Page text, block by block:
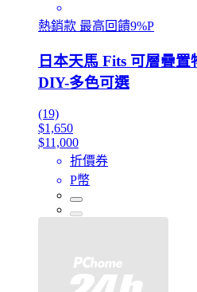
熱銷款 最高回饋9%P
日本天馬 Fits 可層疊
DIY-多色可選
(19)
$1,650
$11,000
折價券
P幣